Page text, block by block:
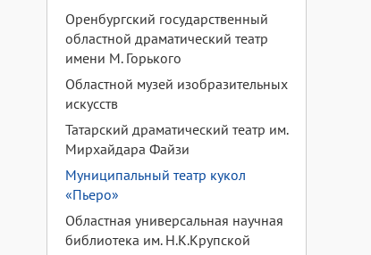
Оренбургский государственный
областной драматический театр
имени М. Горького
Областной музей изобразительных
искусств
Татарский драматический театр им.
Мирхайдара Файзи
Муниципальный театр кукол
«Пьеро»
Областная универсальная научная
библиотека им. Н.К.Крупской